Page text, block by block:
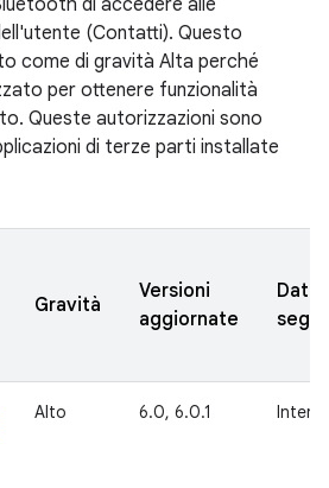
di accedere alle
(Contatti). Questo
come di gravità Alta perché
per ottenere funzionalità
Queste autorizzazioni sono
di terze parti installate
Gravità
Versioni
aggiornate
Data
Alto 6.0, 6.0.1